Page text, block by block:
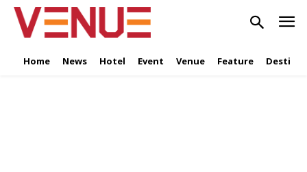
Home News Hotel Event Venue Feature